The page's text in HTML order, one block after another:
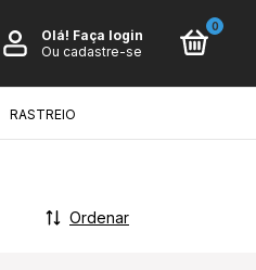
Olá! Faça login
Ou cadastre-se
0
RASTREIO
Ordenar